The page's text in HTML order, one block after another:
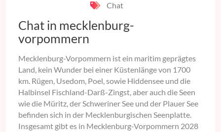
Chat
Chat in mecklenburg-
vorpommern
Mecklenburg-Vorpommern ist ein maritim geprägtes
Land, kein Wunder bei einer Küstenlänge von 1700
km. Rügen, Usedom, Poel, sowie Hiddensee und die
Halbinsel Fischland-Darß-Zingst, aber auch die Seen
wie die Müritz, der Schweriner See und der Plauer See
befinden sich in der Mecklenburgischen Seenplatte.
Insgesamt gibt es in Mecklenburg-Vorpommern 2028